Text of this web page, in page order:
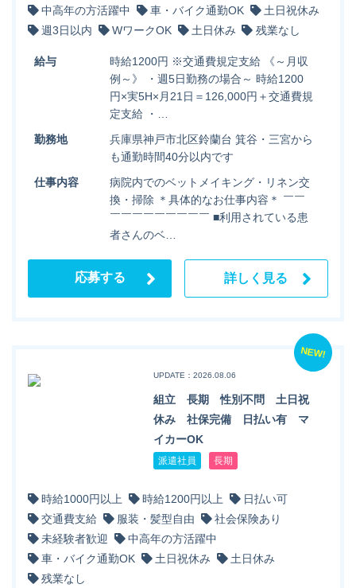
中高年の方活躍中
車・バイク通勤OK
土日祝休み
週3日以内
WワークOK 土日休み 残業なし
給与
時給1200円 ※交通費規定支給 《～月収
例～》 ・週5日勤務の場合～ 時給1200
円×実5H×月21日＝126,000円＋交通費規
定支給 ・…
勤務地
兵庫県神戸市北区鈴蘭台 箕谷・三宮から
も通勤時間40分以内です
仕事内容
病院内でのベットメイキング・リネン交
換・掃除 ＊具体的なお仕事内容＊ ￣￣
￣￣￣￣￣￣￣￣￣ ■利用されている患
者さんのベ…
応募する 詳しく見る
NEW!
UPDATE：2026.08.06
組立 長期 性別不問 土日祝
休み 社保完備 日払い有 マ
イカーOK
派遣社員 長期
時給1000円以上 時給1200円以上
日払い可
交通費支給
服装・髪型自由
社会保険あり
未経験者歓迎
中高年の方活躍中
車・バイク通勤OK
土日祝休み
土日休み
残業なし